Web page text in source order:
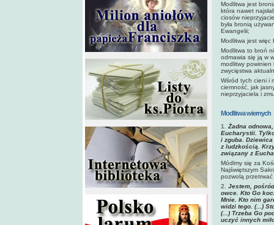
Modlitwa jest
która nawet
ciosów
była bronią
Ewangelii;
Modlitwa jest więc
Modlitwa to broń
odmawia się ją w
modlitwy powinien
zwycięstwa
Wśród tych cieni i
ciemność, jak
nieprzyjaciela i
Modlitwa wiernych
1. Żadna
Eucharystii.
i zguba.
z ludzkością.
związany z
Módlmy się za
Najświętszym
pozwolą
2
Jestem,
owce. Kto Go
Mnie. Kto nim
widzi tego. (...)
(...) Trzeba Go
uczyć innych